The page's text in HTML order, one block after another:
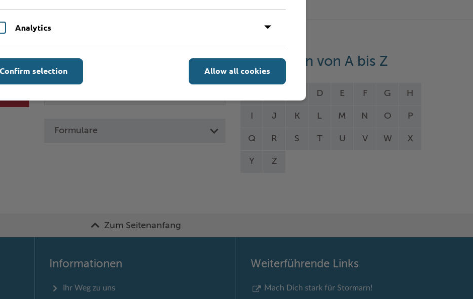
Online-Services
Formulare
Leistungen von A bis Z
D E F G H
J K L M N O P
Q R S T U V W X
Y Z
Zum Seitenanfang
Informationen
Ihr Weg zu uns
Weiterführende Links
Mach Dich stark für Stormarn!
Analytics
Allow all cookies
Confirm selection